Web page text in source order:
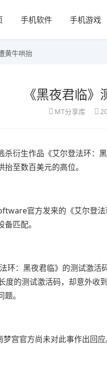
手机软件 手机游戏
黄牛哄抬
《黑夜君临
MT分享库
杀衍生作品《艾尔登法环：
至数百美元的高位。
官方发来的《艾尔登
匹配。
环：黑夜君临》的测试激
度的测试激活码，却意外收
。
宫官方尚未对此事作出回